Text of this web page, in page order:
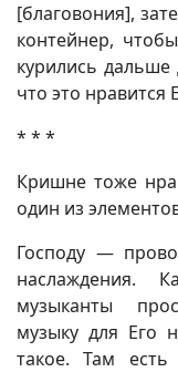
[благовония],
контейнер,
курились дальше
что это нравится
* * *
Кришне тоже
один из
Господу —
наслаждения.
музыканты
музыку для Его
такое. Там